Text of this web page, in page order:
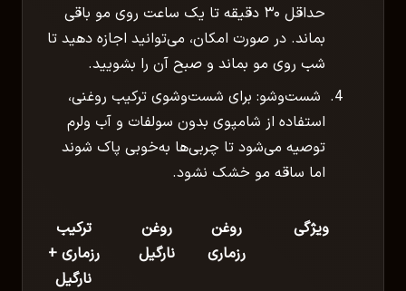
حداقل ۳۰ دقیقه تا یک ساعت روی مو باقی
بماند. در صورت امکان، می‌توانید اجازه دهید تا
شب روی مو بماند و صبح آن را بشویید.
شست‌وشو: برای شست‌وشوی ترکیب روغنی،
استفاده از شامپوی بدون سولفات و آب ولرم
توصیه می‌شود تا چربی‌ها به‌خوبی پاک شوند
اما ساقه مو خشک نشود.
ویژگی‌
روغن
رزماری
روغن
نارگیل
ترکیب
رزماری +
نارگیل